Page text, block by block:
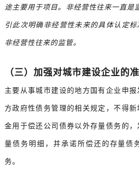
途主要用于项目。非经营性往来一直是
引此次明确非经营性未来的具体认定
非经营性往来的监管。
（三）加强对城市建设企业的
主要从事城市建设的地方国有企业申
方政府性债务管理的相关规定，不得
金用于偿还公司债券以外存量债务的
量债务明细，并承诺所偿还的存量债
务。